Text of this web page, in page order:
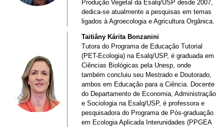
Produção Vegetal da Esalq/USP desde 2007,
dedica-se atualmente a pesquisas em temas
ligados à Agroecologia e Agricultura Orgânica.
Taitiâny Kárita Bonzanini
Tutora do Programa de Educação Tutorial
(PET-Ecologia) na Esalq/USP, é graduada em
Ciências Biológicas pela Unesp, onde
também concluiu seu Mestrado e Doutorado,
ambos em Educação para a Ciência. Docente
do Departamento de Economia, Administração
e Sociologia na Esalq/USP, é professora e
pesquisadora do Programa de Pós-graduação
em Ecologia Aplicada Interunidades (PPGEA